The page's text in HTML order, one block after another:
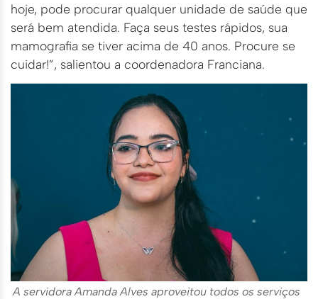
hoje, pode procurar qualquer unidade de saúde que
será bem atendida. Faça seus testes rápidos, sua
mamografia se tiver acima de 40 anos. Procure se
cuidar!”, salientou a coordenadora Franciana.
A servidora Amanda Alves aproveitou todos os serviços